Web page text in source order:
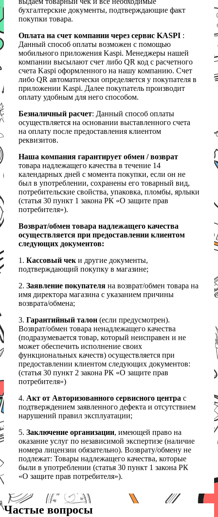
бухгалтерские документы, подтверждающие факт
покупки товара.
Оплата на счет компании через сервис KASPI :
Данный способ оплаты возможен с помощью
мобильного приложения Kaspi. Менеджеры нашей
компании высылают счет либо QR код с расчетного
счета Kaspi оформленного на нашу компанию. Счет
либо QR автоматически определяется у покупателя в
приложении Kaspi. Далее покупатель производит
оплату удобным для него способом.
Безналичный расчет: Данный способ оплаты
осуществляется на основании выставленного счета
на оплату после предоставления клиентом
реквизитов.
Наша компания гарантирует обмен / возврат
товара надлежащего качества в течение 14
календарных дней с момента покупки, если он не
был в употреблении, сохранены его товарный вид,
потребительские свойства, упаковка, пломбы, ярлыки
(статья 30 пункт 1 закона РК «О защите прав
потребителя»).
Возврат/обмен товара надлежащего качества
осуществляется при предоставлении клиентом
следующих документов:
1. Кассовый чеки другие документы,
подтверждающий покупку в магазине;
2. Заявление покупателя на возврат/обмен товара на
имя директора магазина с указанием причины
возврата/обмена;
3. Гарантийный талон (если предусмотрен).
Возврат/обмен товара ненадлежащего качества
(подразумевается товар, который неисправен и не
может обеспечить исполнение своих
функциональных качеств) осуществляется при
предоставлении клиентом следующих документов:
(статья 30 пункт 2 закона РК «О защите прав
потребителя»)
4. Акт от Авторизованного сервисного центра с
подтверждением заявленного дефекта и отсутствием
нарушений правил эксплуатации;
5. Заключение организации, имеющей право на
оказание услуг по независимой экспертизе (наличие
номера лицензии обязательно). Возврату/обмену не
подлежат: Товары надлежащего качества, которые
были в употреблении (статья 30 пункт 1 закона РК
«О защите прав потребителя»).
Частые вопросы